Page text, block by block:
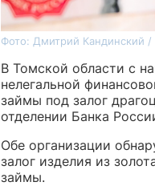
Фото: Дмитрий Кандинский /
В Томской области с
нелегальной
займы под залог
отделении Банка
Обе организации
залог изделия из
займы.